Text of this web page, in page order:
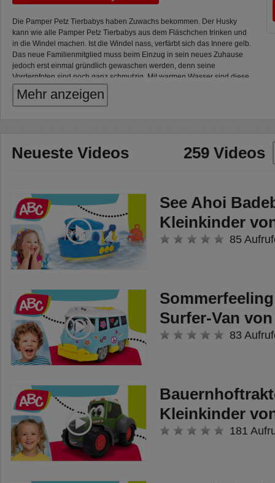
Die Pamper Petz Tierbabys haben Zuwachs bekommen. Der Husky
kann wie alle Pamper Petz Tierbabys aus dem Fläschchen trinken und
in die Windel machen. Ist die Windel nass, verfärbt sich das Innere gelb.
Das neue Familienmitglied muss beim Einzug in sein neues Zuhause
jedoch erst einmal gründlich gewaschen werden, denn seine
Vorderpfoten sind noch ganz schmutzig. Mit warmen Wasser sind diese
schnell mit dem kleinen Schwamm in Herzform von den Kids
saubergewischt. In der Wanne kann der Husky schließlich Platz
Mehr anzeigen
Neueste Videos 259 Videos
See Ahoi
Kleinkinder
85
Surfer-Van
83
Kleinkinder
181